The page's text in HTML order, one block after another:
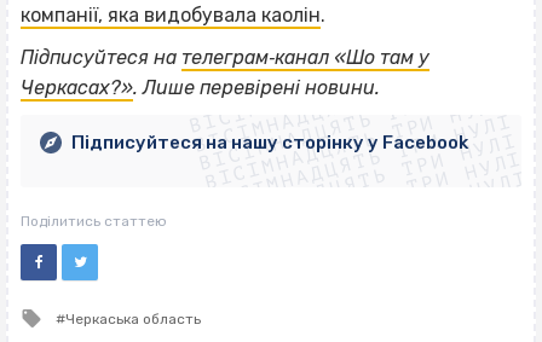
компанії, яка видобувала каолін.
Підписуйтеся на телеграм‐канал «Шо там у
Черкасах?». Лише перевірені новини.
ВІСІМНАДЦЯТЬ ТРИ НУЛІ
ВІСІМНАДЦЯТЬ ТРИ НУЛІ
ВІСІМНАДЦЯТЬ ТРИ НУЛІ
ВІСІМНАДЦЯТЬ ТРИ НУЛІ
ВІСІМНАДЦЯТЬ ТРИ НУЛІ
ВІСІМНАДЦЯТЬ ТРИ НУЛІ
ВІСІМНАДЦЯТЬ ТРИ НУЛІ
ВІСІМНАДЦЯТЬ ТРИ НУЛІ
Підписуйтеся на нашу сторінку у Facebook
Поділитись статтею
Tagged
Черкаська область